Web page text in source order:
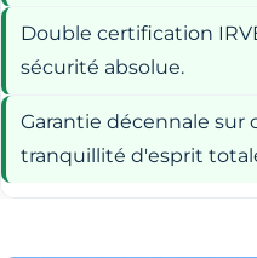
Double certification
sécurité absolue.
Garantie décennale sur
tranquillité d'esprit